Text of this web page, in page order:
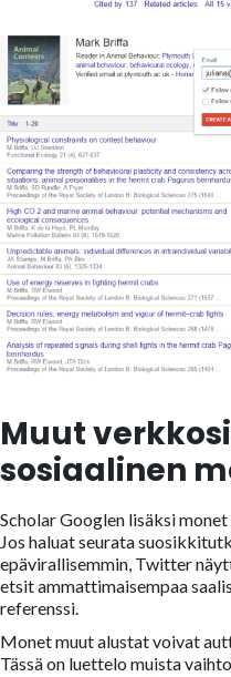
Muut
sosiaalinen
Scholar Googlen lisäksi
Jos haluat seurata
epävirallisemmin, Twitter
etsit ammattimaisempaa
referenssi.
Monet muut alustat voivat
Tässä on luettelo muista